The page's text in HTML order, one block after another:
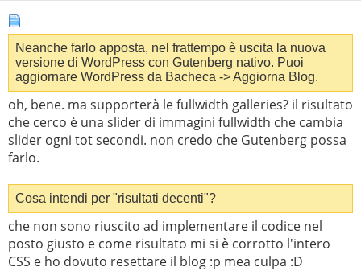
Neanche farlo apposta, nel frattempo è uscita la nuova
versione di WordPress con Gutenberg nativo. Puoi
aggiornare WordPress da Bacheca -> Aggiorna Blog.
oh, bene. ma supporterà le fullwidth galleries? il risultato
che cerco è una slider di immagini fullwidth che cambia
slider ogni tot secondi. non credo che Gutenberg possa
farlo.
Cosa intendi per "risultati decenti"?
che non sono riuscito ad implementare il codice nel
posto giusto e come risultato mi si è corrotto l'intero
CSS e ho dovuto resettare il blog :p mea culpa :D